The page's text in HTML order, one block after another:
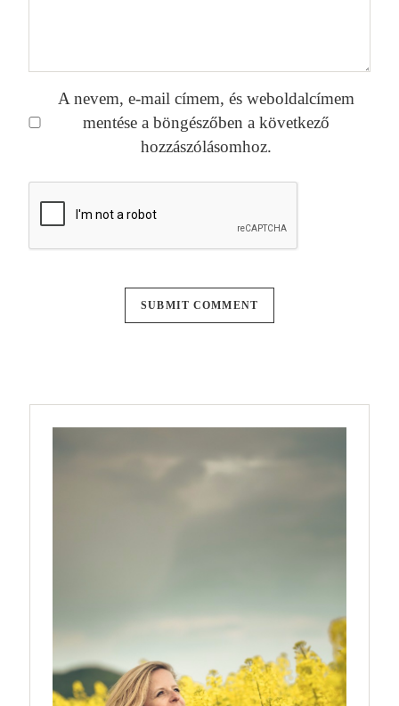
A nevem, e-mail címem, és weboldalcímem
mentése a böngészőben a következő
hozzászólásomhoz.